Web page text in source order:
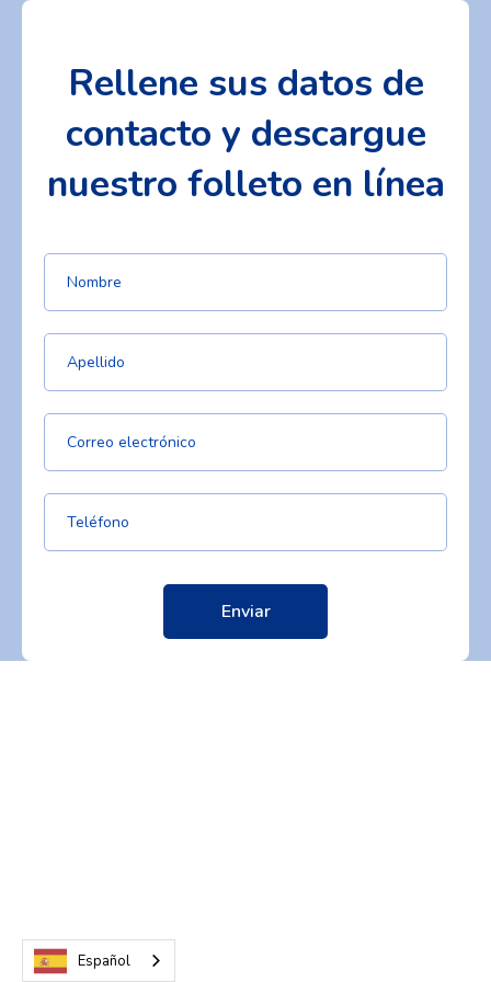
Rellene sus datos de
contacto y descargue
nuestro folleto en línea
Español